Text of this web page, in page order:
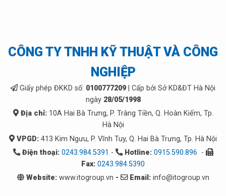
CÔNG TY TNHH KỸ THUẬT VÀ CÔNG
NGHIỆP
Giấy phép ĐKKD số: 0100777209 | Cấp bởi Sở KD&ĐT Hà Nội
ngày 28/05/1998
Địa chỉ:10A Hai Bà Trưng, P. Tràng Tiền, Q. Hoàn Kiếm, Tp.
Hà Nội
VPGD: 413 Kim Ngưu, P. Vĩnh Tuy, Q. Hai Bà Trưng, Tp. Hà Nội
Điện thoại: 0243.984.5391 - Hotline: 0915.590.896 -
Fax: 0243.984.5390
Website:www.itogroup.vn - Email:info@itogroup.vn